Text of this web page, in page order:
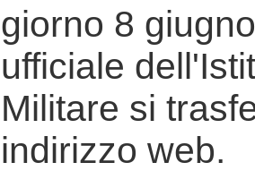
giorno 8
ufficiale
Militare si
indirizzo web.